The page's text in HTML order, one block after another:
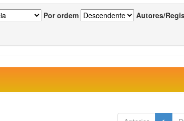
Por ordem Autores/